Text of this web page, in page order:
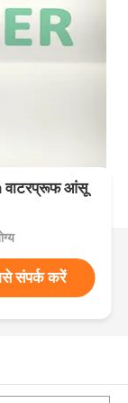
वाटरप्रूफ आंसू
संपर्क करें